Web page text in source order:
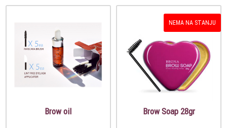
Brow oil
NEMA NA STANJU
Brow Soap 28gr